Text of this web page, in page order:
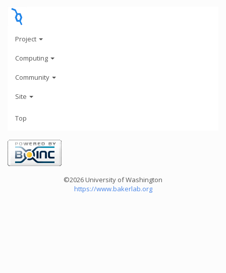
Project
Computing
Community
Site
Top
©2026 University of Washington
https://www.bakerlab.org